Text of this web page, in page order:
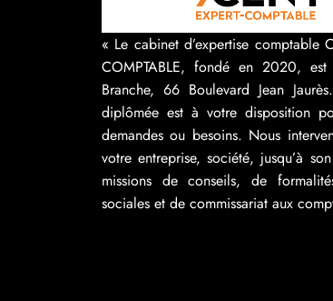
« Le cabinet d’expertise comptable
COMPTABLE, fondé en 2020,
Branche, 66 Boulevard Jean
diplômée est à votre disposition
demandes ou besoins. Nous
votre entreprise, société, jusqu’à
missions de conseils, de
sociales et de commissariat aux